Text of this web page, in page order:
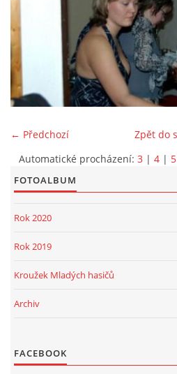
OHLÁŠENÍ PÁLENÍ
KONTAKT
PROJEKT DOPRAVNÍ AUTOMOBIL
SH ČMS - Sbor dobrovolných
© 2026 eStránky.cz
← Předchozí
Zpět do
Automatické procházení: 3 | 4 | 5
FOTOALBUM
Rok 2020
Rok 2019
Kroužek Mladých hasičů
Archiv
FACEBOOK